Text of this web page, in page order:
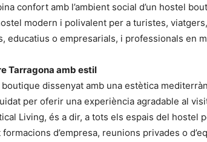
confort amb l’ambient social d’un hostel
modern i polivalent per a turistes,
educatius o empresarials, i professionals en
Tarragona amb estil
boutique dissenyat amb una estètica
per oferir una experiència agradable al
Living, és a dir, a tots els espais del hostel
d’empresa, reunions privades o